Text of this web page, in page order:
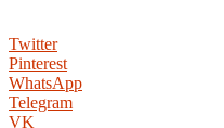
Twitter
Pinterest
WhatsApp
Telegram
VK